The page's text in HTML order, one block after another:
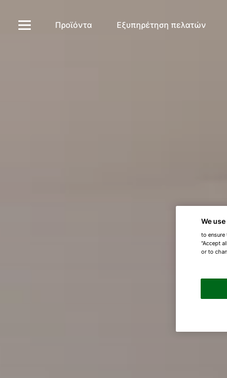
Προϊόντα Εξυπηρέτηση πελατών
We
to
"Accept
or to